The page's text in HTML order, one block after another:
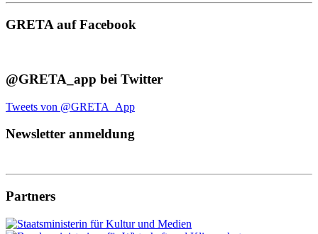
GRETA auf Facebook
@GRETA_app bei Twitter
Tweets von @GRETA_App
Newsletter anmeldung
Partners